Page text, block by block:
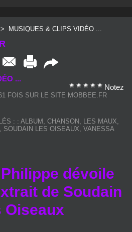
> MUSIQUES & CLIPS VIDÉO ...
...
Notez
FOIS SUR LE SITE MOBBEE.FR
: : ALBUM CHANSON LES MAUX
SOUDAIN LES OISEAUX VANESSA
dévoile
de Soudain
Oiseaux